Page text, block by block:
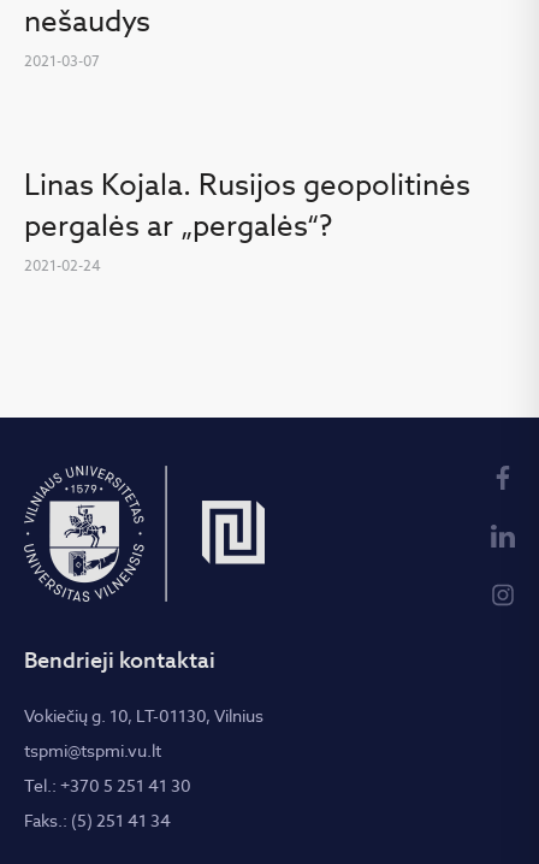
nešaudys
2021-03-07
Linas Kojala. Rusijos geopolitinės
pergalės ar „pergalės“?
2021-02-24
Bendrieji kontaktai
Vokiečių g. 10, LT-01130, Vilnius
tspmi@tspmi.vu.lt
Tel.: +370 5 251 41 30
Faks.: (5) 251 41 34